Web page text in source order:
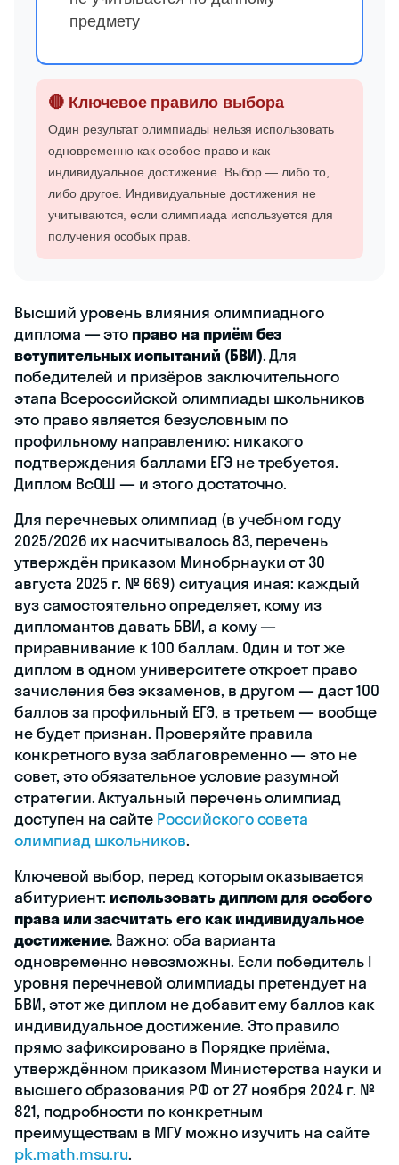
предмету
🔴 Ключевое правило выбора
Один результат олимпиады нельзя использовать
одновременно как особое право и как
индивидуальное достижение. Выбор — либо то,
либо другое. Индивидуальные достижения не
учитываются, если олимпиада используется для
получения особых прав.
Высший уровень влияния олимпиадного
диплома — этоправо на приём без
вступительных испытаний (БВИ). Для
победителей и призёров заключительного
этапа Всероссийской олимпиады школьников
это право является безусловным по
профильному направлению: никакого
подтверждения баллами ЕГЭ не требуется.
Диплом ВсОШ — и этого достаточно.
Для перечневых олимпиад (в учебном году
2025/2026 их насчитывалось 83, перечень
утверждён приказом Минобрнауки от 30
августа 2025 г. № 669) ситуация иная: каждый
вуз самостоятельно определяет, кому из
дипломантов давать БВИ, а кому —
приравнивание к 100 баллам. Один и тот же
диплом в одном университете откроет право
зачисления без экзаменов, в другом — даст 100
баллов за профильный ЕГЭ, в третьем — вообще
не будет признан. Проверяйте правила
конкретного вуза заблаговременно — это не
совет, это обязательное условие разумной
стратегии. Актуальный перечень олимпиад
доступен на сайте Российского совета
олимпиад школьников.
Ключевой выбор, перед которым оказывается
абитуриент:использовать диплом для особого
права или засчитать его как индивидуальное
достижение. Важно: оба варианта
одновременно невозможны. Если победитель I
уровня перечневой олимпиады претендует на
БВИ, этот же диплом не добавит ему баллов как
индивидуальное достижение. Это правило
прямо зафиксировано в Порядке приёма,
утверждённом приказом Министерства науки и
высшего образования РФ от 27 ноября 2024 г. №
821, подробности по конкретным
преимуществам в МГУ можно изучить на сайте
pk.math.msu.ru.